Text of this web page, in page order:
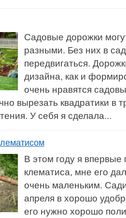
Садовые дорожки
разными. Без них в
передвигаться.
дизайна, как и
очень нравятся
вырезать квадратики в
У себя я сделала...
В этом году я впервые
клематиса, мне его
очень маленьким.
апреля в хорошо
его нужно хорошо